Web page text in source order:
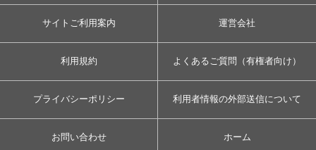
サイトご利用案内 運営会社
利用規約 よくあるご質問（有権者向け）
プライバシーポリシー 利用者情報の外部送信について
お問い合わせ ホーム